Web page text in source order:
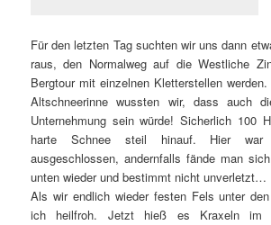
Für den letzten Tag suchten wir uns dann
raus, den Normalweg auf die Westliche
Bergtour mit einzelnen Kletterstellen
Altschneerinne wussten wir, dass auch
Unternehmung sein würde! Sicherlich 100
harte Schnee steil hinauf. Hier war
ausgeschlossen, andernfalls fände man
unten wieder und bestimmt nicht unverletzt…
Als wir endlich wieder festen Fels unter
ich heilfroh. Jetzt hieß es Kraxeln